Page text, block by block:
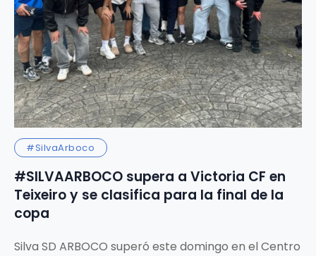
#SilvaArboco
#SILVAARBOCO supera a Victoria CF en
Teixeiro y se clasifica para la final de la
copa
Silva SD ARBOCO superó este domingo en el Centro